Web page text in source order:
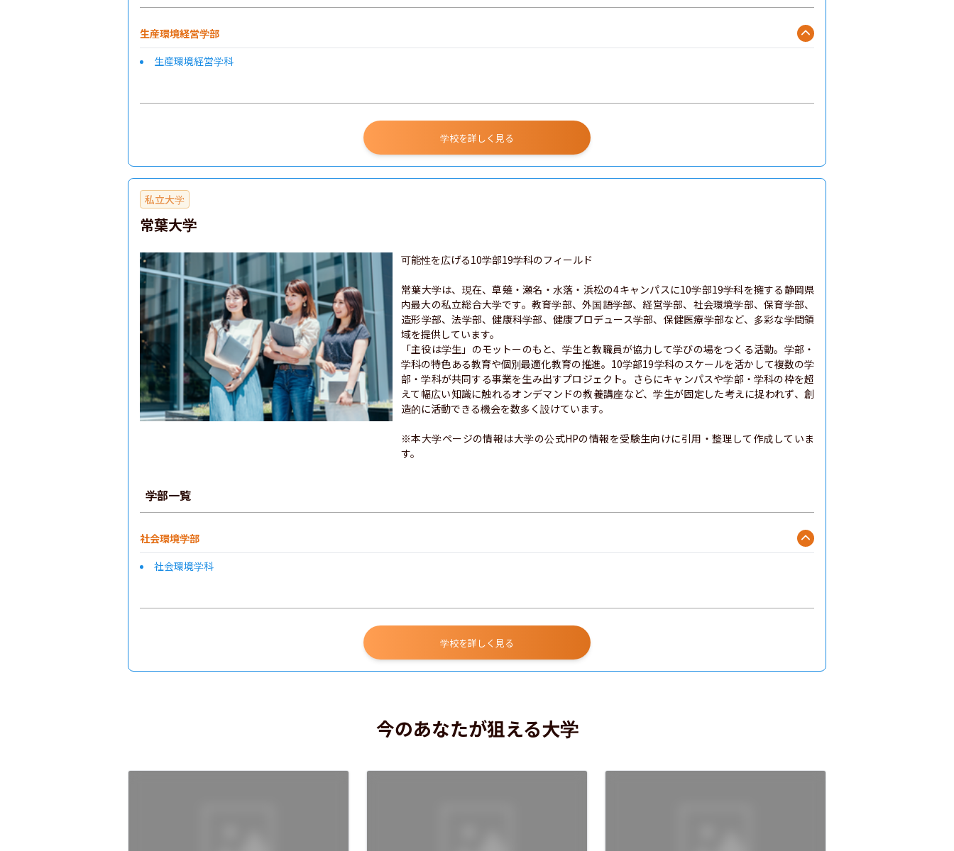
生産環境経営学部
生産環境経営学科
学校を詳しく見る
私立大学
常葉大学
可能性を広げる10学部19学科のフィールド
常葉大学は、現在、草薙・瀬名・水落・浜松の4キャンパスに10学部19学科を擁する静岡県
内最大の私立総合大学です。教育学部、外国語学部、経営学部、社会環境学部、保育学部、
造形学部、法学部、健康科学部、健康プロデュース学部、保健医療学部など、多彩な学問領
域を提供しています。
「主役は学生」のモットーのもと、学生と教職員が協力して学びの場をつくる活動。学部・
学科の特色ある教育や個別最適化教育の推進。10学部19学科のスケールを活かして複数の学
部・学科が共同する事業を生み出すプロジェクト。さらにキャンパスや学部・学科の枠を超
えて幅広い知識に触れるオンデマンドの教養講座など、学生が固定した考えに捉われず、創
造的に活動できる機会を数多く設けています。
※本大学ページの情報は大学の公式HPの情報を受験生向けに引用・整理して作成していま
す。
学部一覧
社会環境学部
社会環境学科
学校を詳しく見る
今のあなたが狙える大学